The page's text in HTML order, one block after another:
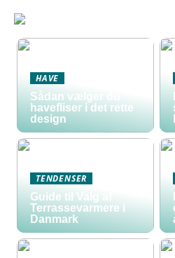
HAVE
Sådan vælger du
havefliser i det rette
design
TENDENSER
Guide til Valg af
Terrassevarmere i
Danmark